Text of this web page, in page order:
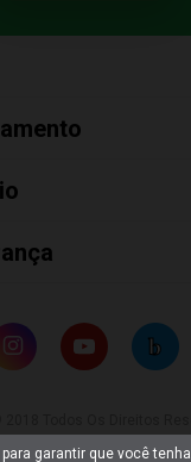
garantir que você tenha